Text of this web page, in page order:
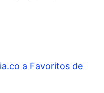
a Favoritos de